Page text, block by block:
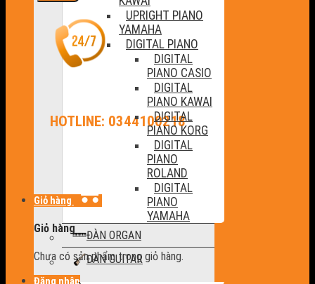
HOTLINE: 0344100218
Giỏ hàng
Giỏ hàng
Chưa có sản phẩm trong giỏ hàng.
Đăng nhập
UPRIGHT PIANO
YAMAHA
DIGITAL PIANO
DIGITAL
PIANO CASIO
DIGITAL
PIANO KAWAI
DIGITAL
PIANO KORG
DIGITAL
PIANO
ROLAND
DIGITAL
PIANO
YAMAHA
ĐÀN ORGAN
ĐÀN GUITAR